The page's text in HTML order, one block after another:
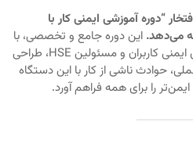
“دوره آموزشی ایمنی کار با
می‌دهد. این دوره جامع و تخصصی، با
هدف افزایش دانش و مهارت‌های ایمنی کاربران و مسئولین HSE، طراحی
حوادث ناشی از کار با این دستگاه
را برای همه فراهم آورد.